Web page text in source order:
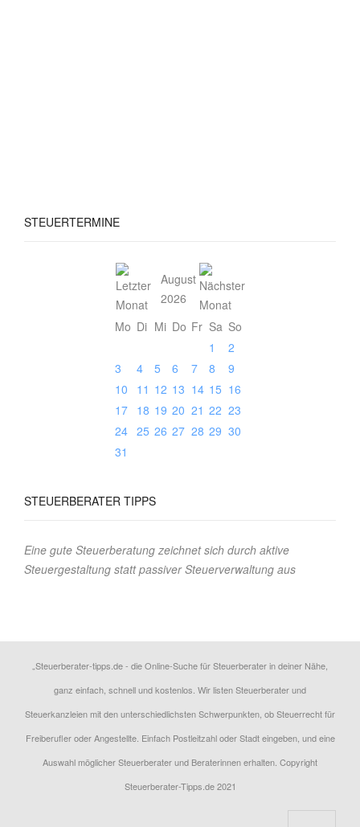
STEUERTERMINE
August
2026
Mo Di Mi Do Fr Sa So
1
2
3
4 5 6 7 8
9
10
11 12 13 14 15 16
17
18 19 20 21 22 23
24 25 26 27 28 29 30
31
STEUERBERATER TIPPS
Eine gute Steuerberatung zeichnet sich durch aktive
Steuergestaltung statt passiver Steuerverwaltung aus
„Steuerberater-tipps.de - die Online-Suche für Steuerberater in deiner Nähe,
ganz einfach, schnell und kostenlos. Wir listen Steuerberater und
Steuerkanzleien mit den unterschiedlichsten Schwerpunkten, ob Steuerrecht für
Freiberufler oder Angestellte. Einfach Postleitzahl oder Stadt eingeben, und eine
Auswahl möglicher Steuerberater und Beraterinnen erhalten. Copyright
Steuerberater-Tipps.de 2021